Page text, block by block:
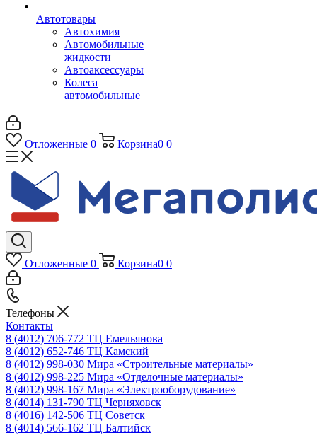
Автотовары
Автохимия
Автомобильные
жидкости
Автоаксессуары
Колеса
автомобильные
Отложенные 0 Корзина0 0
Отложенные 0 Корзина0 0
Телефоны
Контакты
8 (4012) 706-772 ТЦ Емельянова
8 (4012) 652-746 ТЦ Камский
8 (4012) 998-030 Мира «Строительные материалы»
8 (4012) 998-225 Мира «Отделочные материалы»
8 (4012) 998-167 Мира «Электрооборудование»
8 (4014) 131-790 ТЦ Черняховск
8 (4016) 142-506 ТЦ Советск
8 (4014) 566-162 ТЦ Балтийск